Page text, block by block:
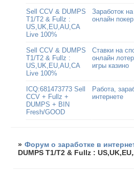
Sell CCV & DUMPS
T1/T2 & Fullz :
US,UK,EU,AU,CA
Live 100%
Заработок
онлайн покер
Sell CCV & DUMPS
T1/T2 & Fullz :
US,UK,EU,AU,CA
Live 100%
Ставки на
онлайн
игры казино
ICQ:681473773 Sell
CCV + Fullz +
DUMPS + BIN
Fresh/GOOD
Работа,
интернете
» Форум о заработке в
DUMPS T1/T2 & Fullz :